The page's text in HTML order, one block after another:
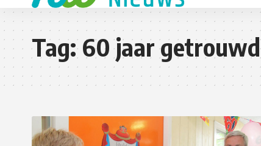
Tag:60 jaar getrouwd